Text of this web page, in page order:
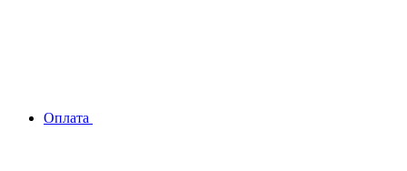
Оплата